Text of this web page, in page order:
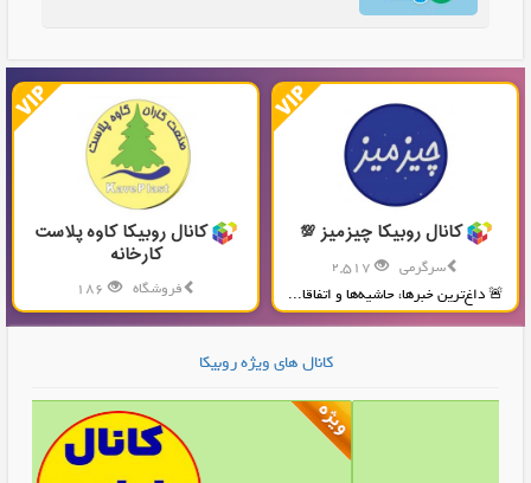
کانال روبیکا چیزمیز 💯
سرگرمی
🚨 داغ‌ترین خبرها، حاشیه‌ها و اتفاقا...
کانال روبیکا کاوه پلاست
کارخانه
فروشگاه
تولید و پخش محصولات پلاستیکی...
کانال های ویژه روبیکا